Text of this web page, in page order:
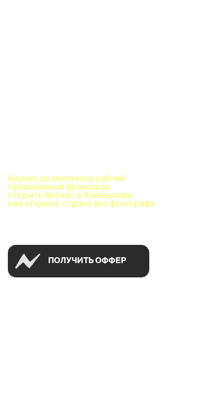
бизнес до миллиона рублей
проверенная франшиза
открыть бизнес в Камешкове
как открыть студию без фотографа
ПОЛУЧИТЬ ОФФЕР